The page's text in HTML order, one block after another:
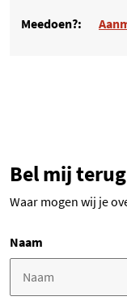
Bel mij terug
Waar mogen wij je
Naam